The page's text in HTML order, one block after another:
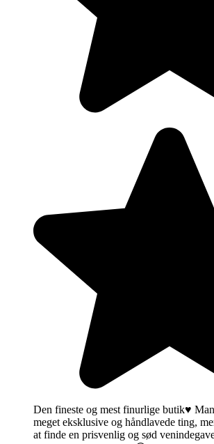
Den fineste og mest finurlige butik♥️
meget eksklusive og håndlavede ting,
at finde en prisvenlig og sød